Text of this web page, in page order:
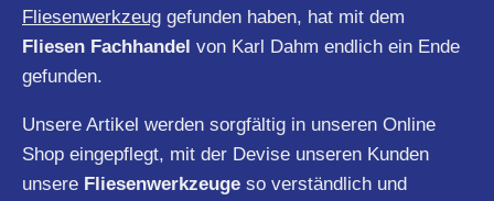
Fliesenwerkzeug gefunden haben, hat mit dem
Fliesen Fachhandel von Karl Dahm endlich ein Ende
gefunden.
Unsere Artikel werden sorgfältig in unseren Online
Shop eingepflegt, mit der Devise unseren Kunden
unsere Fliesenwerkzeuge so verständlich und